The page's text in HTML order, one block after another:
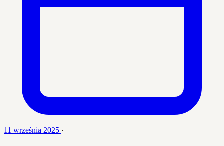
11 września 2025 ·